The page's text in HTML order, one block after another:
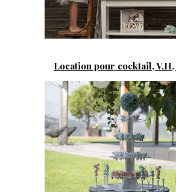
Location pour cocktail,